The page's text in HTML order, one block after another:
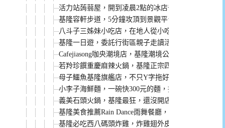
活力站蒟蒻屋，開到凌晨2點的冰店千萬不要一人點
基隆容軒步道，5分鐘攻頂到景觀平台，飽覽無敵海
八斗子三姊妹小吃店，在地人從小吃到大熱炒，平價
基隆一日遊，委託行街區親子走讀活動，小孩玩得超
Cafejiasong咖央潮境店，基隆潮境公園裡超美海景咖
若羚珍饌重慶麻辣火鍋，基隆正宗四川味火鍋，必點
母子鱷魚基隆旗艦店，不只Y字拖好穿，運動鞋也很
小李子海鮮麵，一碗快300元的麵，據說是基隆八斗
義美石頭火鍋，基隆最狂，還沒開店就客滿的火鍋店
基隆美食推薦Rain Dance雨舞餐廳，玻璃屋森林系餐
基隆必吃西八碼頭炸雞，炸雞翅外皮酥脆又美味，排